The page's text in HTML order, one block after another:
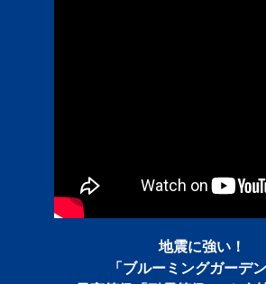
地震に強い！
「ブルーミングガーデ